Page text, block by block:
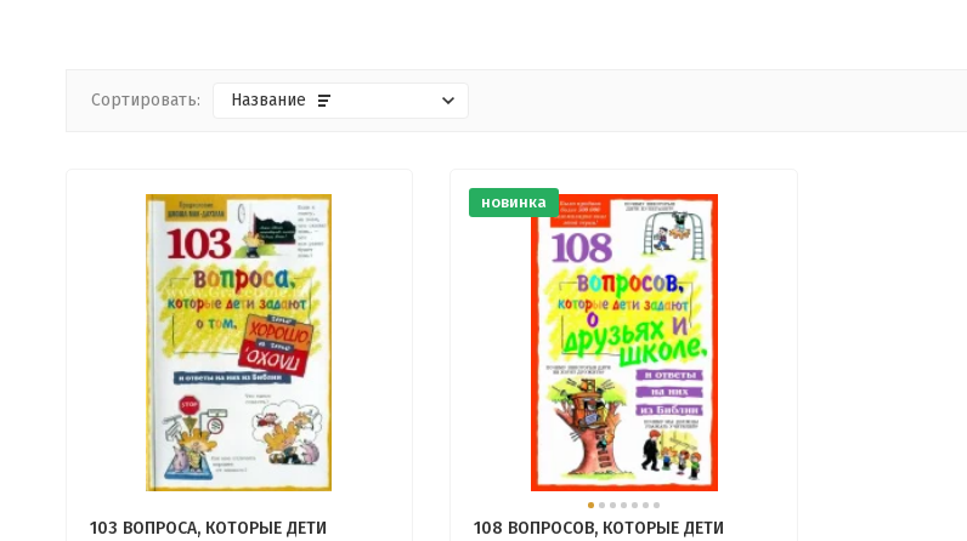
Сортировать: Название
103 ВОПРОСА, КОТОРЫЕ ДЕТИ
новинка
108 ВОПРОСОВ, КОТОРЫЕ ДЕТИ